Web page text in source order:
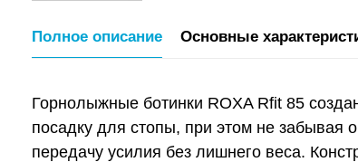
Полное описание Основные
Горнолыжные ботинки ROXA Rfit 85
посадку для стопы, при этом не забывая
передачу усилия без лишнего веса.